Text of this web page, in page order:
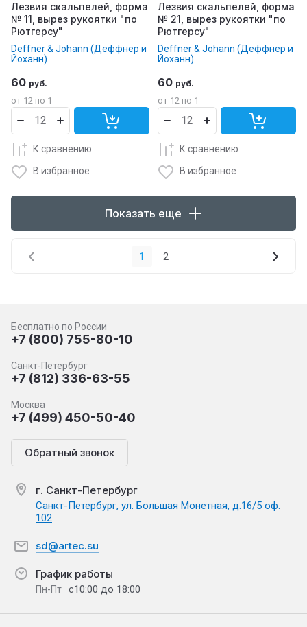
Лезвия скальпелей, форма
№ 11, вырез рукоятки "по
Рютгерсу"
Deffner & Johann (Деффнер и
Йоханн)
60 руб.
от 12 по 1
К сравнению
В избранное
Лезвия скальпелей, форма
№ 21, вырез рукоятки "по
Рютгерсу"
Deffner & Johann (Деффнер и
Йоханн)
60 руб.
от 12 по 1
К сравнению
В избранное
Показать еще
1 2
Бесплатно по России
+7 (800) 755-80-10
Санкт-Петербург
+7 (812) 336-63-55
Москва
+7 (499) 450-50-40
Обратный звонок
г. Санкт-Петербург
Санкт-Петербург, ул. Большая Монетная, д.16/5 оф.
102
sd@artec.su
График работы
Пн-Пт с10:00 до 18:00